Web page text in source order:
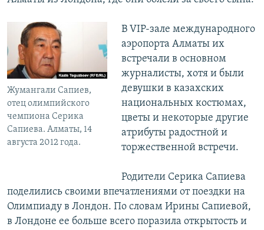
Жумангали Сапиев,
отец олимпийского
чемпиона Серика
Сапиева. Алматы, 14
августа 2012 года.
В VIP-зале международного
аэропорта Алматы их
встречали в основном
журналисты, хотя и были
девушки в казахских
национальных костюмах,
цветы и некоторые другие
атрибуты радостной и
торжественной встречи.
Родители Серика Сапиева
поделились своими впечатлениями от поездки на
Олимпиаду в Лондон. По словам Ирины Сапиевой,
в Лондоне ее больше всего поразила открытость и